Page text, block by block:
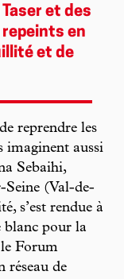
et des
en
et de
reprendre les
imaginent aussi
Sebaihi,
(Val-de-
s’est rendue à
blanc pour la
le Forum
réseau de